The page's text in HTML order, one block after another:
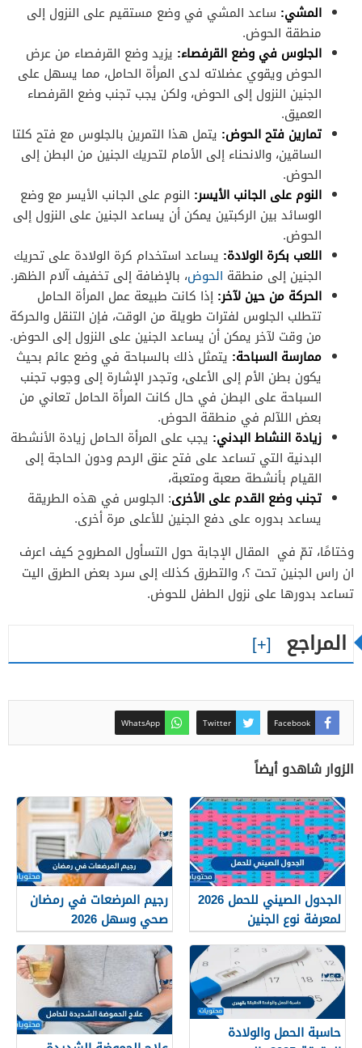
المشي: ساعد المشي في وضع مستقيم على النزول إلى
منطقة الحوض.
الجلوس في وضع القرفصاء: يزيد وضع القرفصاء من عرض
الحوض ويقوي عضلاته لدى المرأة الحامل، مما يسهل على
الجنين النزول إلى الحوض، ولكن يجب تجنب وضع القرفصاء
العميق.
تمارين فتح الحوض: يتمل هذا التمرين بالجلوس مع فتح كلتا
الساقين، والانحناء إلى الأمام لتحريك الجنين من البطن إلى
الحوض.
النوم على الجانب الأيسر: النوم على الجانب الأيسر مع وضع
الوسائد بين الركبتين يمكن أن يساعد الجنين على النزول إلى
الحوض.
اللعب بكرة الولادة: يساعد استخدام كرة الولادة على تحريك
الجنين إلى منطقة الحوض، بالإضافة إلى تخفيف آلام الظهر.
الحركة من حين لآخر: إذا كانت طبيعة عمل المرأة الحامل
تتطلب الجلوس لفترات طويلة من الوقت، فإن التنقل والحركة
من وقت لآخر يمكن أن يساعد الجنين على النزول إلى الحوض.
ممارسة السباحة: يتمثل ذلك بالسباحة في وضع عائم بحيث
يكون بطن الأم إلى الأعلى، وتجدر الإشارة إلى وجوب تجنب
السباحة على البطن في حال كانت المرأة الحامل تعاني من
بعض اللآلم في منطقة الحوض.
زيادة النشاط البدني: يجب على المرأة الحامل زيادة الأنشطة
البدنية التي تساعد على فتح عنق الرحم ودون الحاجة إلى
القيام بأنشطة صعبة ومتعبة،
تجنب وضع القدم على الأخرى: الجلوس في هذه الطريقة
يساعد بدوره على دفع الجنين للأعلى مرة أخرى.
وختامًا، تمّ في المقال الإجابة حول التسأول المطروح كيف اعرف
ان راس الجنين تحت ؟، والتطرق كذلك إلى سرد بعض الطرق اليت
تساعد بدورها على نزول الطفل للحوض.
المراجع
Facebook
Twitter
WhatsApp
الزوار شاهدو أيضاً
الجدول الصيني للحمل 2026
لمعرفة نوع الجنين
رجيم المرضعات في رمضان
صحي وسهل 2026
حاسبة الحمل والولادة